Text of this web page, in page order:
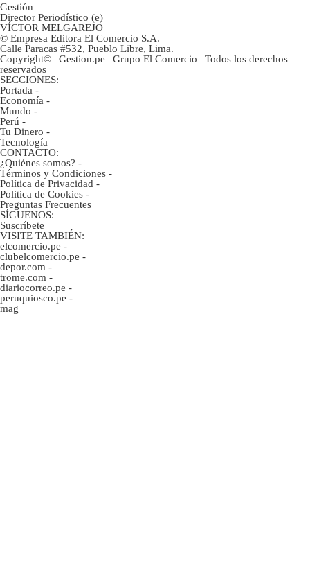
Gestión
Director Periodístico (e)
VÍCTOR MELGAREJO
© Empresa Editora El Comercio S.A.
Calle Paracas #532, Pueblo Libre, Lima.
Copyright© | Gestion.pe | Grupo El Comercio | Todos los derechos
reservados
SECCIONES:
Portada -
Economía -
Mundo -
Perú -
Tu Dinero -
Tecnología
CONTACTO:
¿Quiénes somos? -
Términos y Condiciones -
Política de Privacidad -
Politica de Cookies -
Preguntas Frecuentes
SÍGUENOS:
Suscríbete
VISITE TAMBIÉN:
elcomercio.pe -
clubelcomercio.pe -
depor.com -
trome.com -
diariocorreo.pe -
peruquiosco.pe -
mag